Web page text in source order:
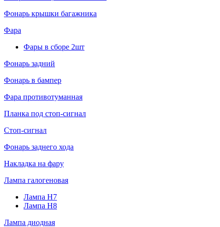
Фонарь крышки багажника
Фара
Фары в сборе 2шт
Фонарь задний
Фонарь в бампер
Фара противотуманная
Планка под стоп-сигнал
Стоп-сигнал
Фонарь заднего хода
Накладка на фару
Лампа галогеновая
Лампа H7
Лампа H8
Лампа диодная